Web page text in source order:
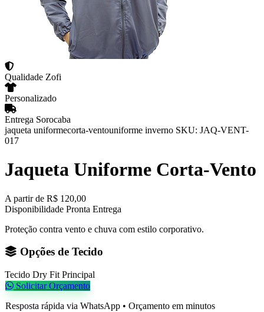
Qualidade Zofi
Personalizado
Entrega Sorocaba
jaqueta uniformecorta-ventouniforme inverno SKU: JAQ-VENT-
017
Jaqueta Uniforme Corta-Vento
A partir de R$ 120,00
Disponibilidade Pronta Entrega
Proteção contra vento e chuva com estilo corporativo.
Opções de Tecido
Tecido Dry Fit Principal
Solicitar Orçamento
Resposta rápida via WhatsApp • Orçamento em minutos